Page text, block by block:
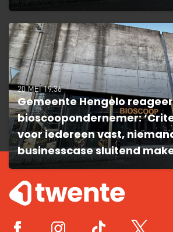
20 MEI 19:36
Gemeente Hengelo
bioscoopondernemer:
voor iedereen vast,
businesscase sluitend